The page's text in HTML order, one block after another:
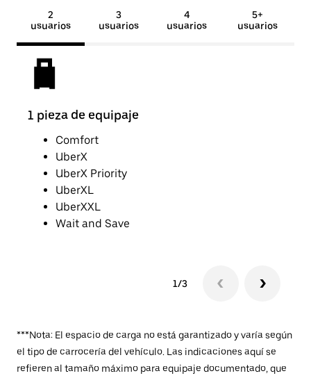
2
usuarios
3
usuarios
4
usuarios
5+
usuarios
1 pieza de equipaje
Comfort
UberX
UberX Priority
UberXL
UberXXL
Wait and Save
1/3
***Nota: El espacio de carga no está garantizado y varía según
el tipo de carrocería del vehículo. Las indicaciones aquí se
refieren al tamaño máximo para equipaje documentado, que